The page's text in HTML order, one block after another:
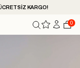
KARGO!
0